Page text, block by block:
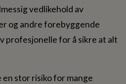
vedlikehold av
og andre forebyggende
profesjonelle for å sikre at alt
en stor risiko for mange